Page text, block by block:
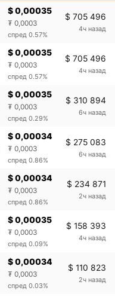
$ 0,00035
₮ 0,0003
спред 0.57%
$ 705 496
4ч назад
$ 0,00035
₮ 0,0003
спред 0.57%
$ 705 496
4ч назад
$ 0,00035
₮ 0,0003
спред 0.29%
$ 310 894
6ч назад
$ 0,00034
₮ 0,0003
спред 0.86%
$ 275 083
6ч назад
$ 0,00034
₮ 0,0003
спред 0.86%
$ 234 871
2ч назад
$ 0,00035
₮ 0,0003
спред 0.09%
$ 158 393
4ч назад
$ 0,00034
₮ 0,0003
спред 0.03%
$ 110 823
2ч назад